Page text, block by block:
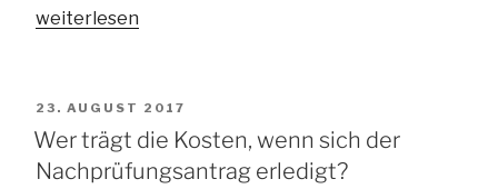
„Auch
per
Telefax
weiterlesen
VERÖFFENTLICHT
AM
23. AUGUST 2017
Wer trägt die Kosten, wenn sich der
Nachprüfungsantrag erledigt?